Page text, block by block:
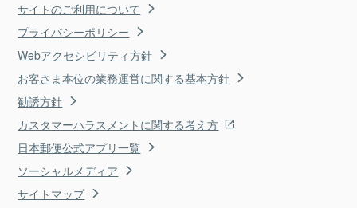
サイトのご利用について
プライバシーポリシー
Webアクセシビリティ方針
お客さま本位の業務運営に関する基本方針
勧誘方針
カスタマーハラスメントに関する考え方
日本郵便公式アプリ一覧
ソーシャルメディア
サイトマップ